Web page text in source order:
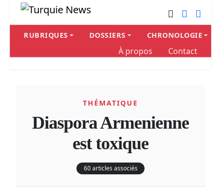
RUBRIQUES DOSSIERS CHRONOLOGIE
À propos Contact
THÉMATIQUE
Diaspora Armenienne
est toxique
60 articles associés